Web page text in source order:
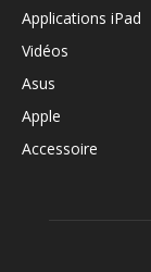
Applications iPad
Vidéos
Asus
Apple
Accessoire